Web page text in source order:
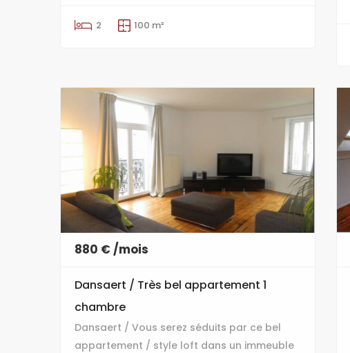
2 100 m²
880 € /mois
Dansaert / Très bel appartement 1
chambre
Dansaert / Vous serez séduits par ce bel
appartement / style loft dans un immeuble